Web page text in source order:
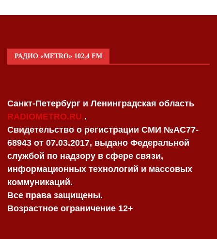
РАДИО «METRO» 102.4 FM
Санкт-Петербург и Ленинградская область
RADIOMETRO.RU .
Свидетельство о регистрации СМИ №AC77-
68943 от 07.03.2017, выдано Федеральной
службой по надзору в сфере связи,
информационных технологий и массовых
коммуникаций.
Все права защищены.
Возрастное ограничение 12+